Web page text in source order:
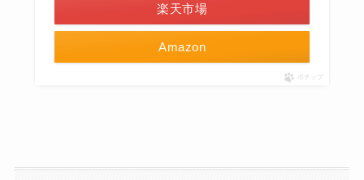
Amazon
楽天市場
ポチップ